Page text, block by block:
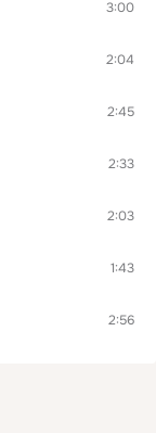
3:00
2:04
2:45
2:33
2:03
1:43
2:56